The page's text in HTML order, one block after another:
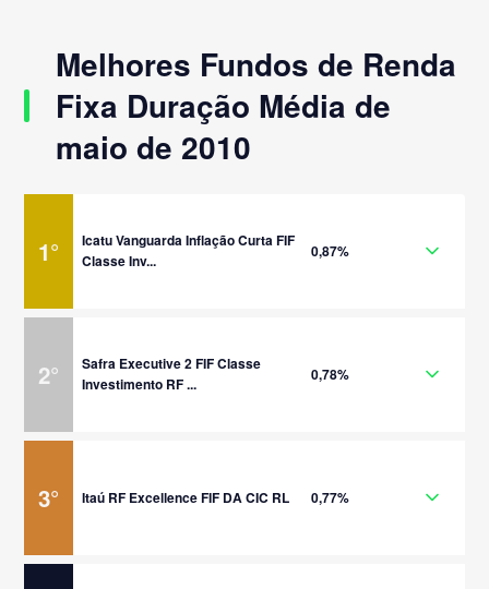
Melhores Fundos de Renda
Fixa Duração Média de
maio de 2010
1°
Icatu Vanguarda Inflação Curta FIF
Classe Inv...
0,87%
2°
Safra Executive 2 FIF Classe
Investimento RF ...
0,78%
3° Itaú RF Excellence FIF DA CIC RL 0,77%